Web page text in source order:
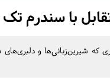
با سندرم
سال دارد و خواهری که